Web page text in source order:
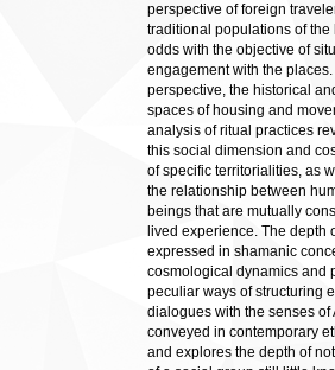
perspective of foreign
traditional populations of
odds with the objective of
engagement with the
perspective, the historical
spaces of housing and
analysis of ritual practices
this social dimension and
of specific territorialities, as
the relationship between
beings that are mutually
lived experience. The depth
expressed in shamanic
cosmological dynamics and
peculiar ways of structuring
dialogues with the senses
conveyed in contemporary
and explores the depth of